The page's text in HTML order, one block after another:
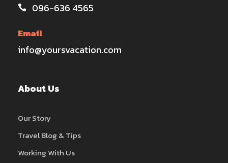
096-636 4565
Email
info@yoursvacation.com
About Us
Our Story
Travel Blog & Tips
Working With Us